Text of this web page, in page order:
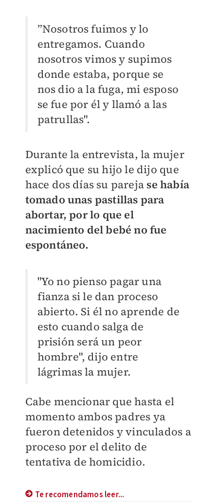
”Nosotros fuimos y lo
entregamos. Cuando
nosotros vimos y supimos
donde estaba, porque se
nos dio a la fuga, mi esposo
se fue por él y llamó a las
patrullas".
Durante la entrevista, la mujer
explicó que su hijo le dijo que
hace dos días su pareja se había
tomado unas pastillas para
abortar, por lo que el
nacimiento del bebé no fue
espontáneo.
"Yo no pienso pagar una
fianza si le dan proceso
abierto. Si él no aprende de
esto cuando salga de
prisión será un peor
hombre", dijo entre
lágrimas la mujer.
Cabe mencionar que hasta el
momento ambos padres ya
fueron detenidos y vinculados a
proceso por el delito de
tentativa de homicidio.
Te recomendamos leer...